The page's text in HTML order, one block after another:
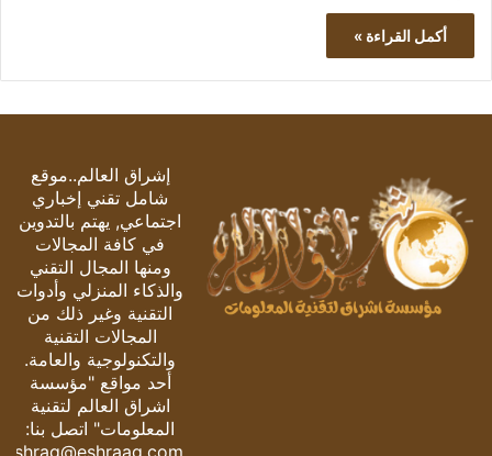
أكمل القراءة »
إشراق العالم..موقع
شامل تقني إخباري
اجتماعي, يهتم بالتدوين
في كافة المجالات
ومنها المجال التقني
والذكاء المنزلي وأدوات
التقنية وغير ذلك من
المجالات التقنية
والتكنولوجية والعامة.
أحد مواقع "مؤسسة
اشراق العالم لتقنية
المعلومات" اتصل بنا:
eshrag@eshraag.com